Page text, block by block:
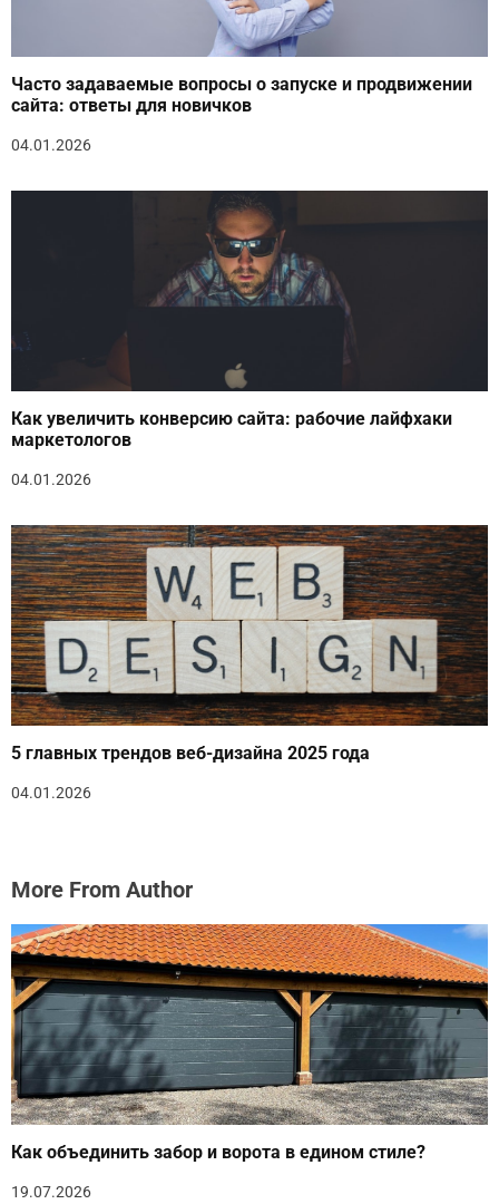
Часто задаваемые вопросы о запуске и продвижении
сайта: ответы для новичков
04.01.2026
Как увеличить конверсию сайта: рабочие лайфхаки
маркетологов
04.01.2026
5 главных трендов веб-дизайна 2025 года
04.01.2026
More From Author
Как объединить забор и ворота в едином стиле?
19.07.2026